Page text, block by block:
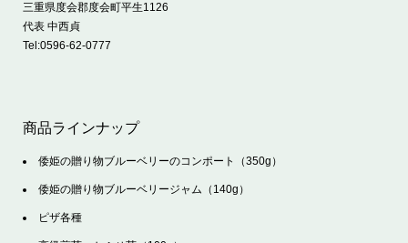
三重県度会郡度会町平生1126
代表 中西貞
Tel:0596-62-0777
商品ラインナップ
倭姫の贈り物ブルーベリーのコンポート（350g）
倭姫の贈り物ブルーベリージャム（140g）
ピザ各種